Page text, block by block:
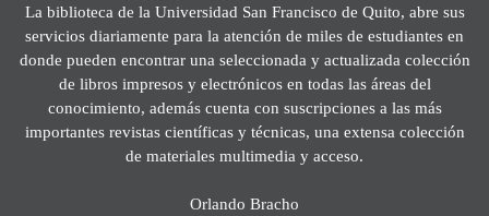
La biblioteca de la Universidad San Francisco de Quito, abre sus
servicios diariamente para la atención de miles de estudiantes en
donde pueden encontrar una seleccionada y actualizada colección
de libros impresos y electrónicos en todas las áreas del
conocimiento, además cuenta con suscripciones a las más
importantes revistas científicas y técnicas, una extensa colección
de materiales multimedia y acceso.
Orlando Bracho